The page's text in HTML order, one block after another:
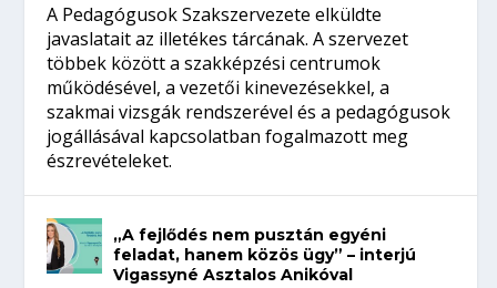
A Pedagógusok Szakszervezete elküldte
javaslatait az illetékes tárcának. A szervezet
többek között a szakképzési centrumok
működésével, a vezetői kinevezésekkel, a
szakmai vizsgák rendszerével és a pedagógusok
jogállásával kapcsolatban fogalmazott meg
észrevételeket.
„A fejlődés nem pusztán egyéni
feladat, hanem közös ügy” – interjú
Vigassyné Asztalos Anikóval